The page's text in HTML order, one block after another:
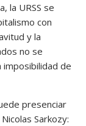
la URSS se
con
y la
no se
de
presenciar
Sarkozy: